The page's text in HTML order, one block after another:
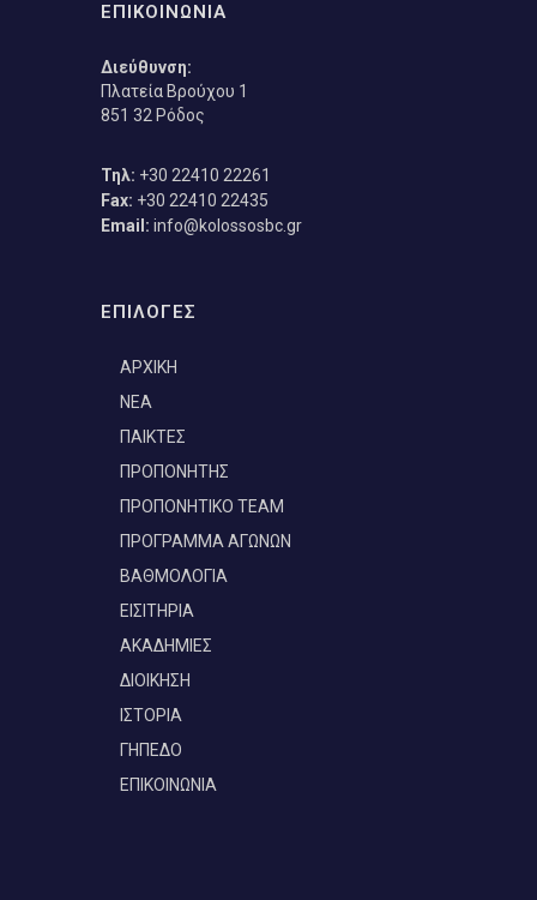
ΕΠΙΚΟΙΝΩΝΙΑ
Διεύθυνση:
Πλατεία Βρούχου 1
851 32 Ρόδος
Τηλ: +30 22410 22261
Fax: +30 22410 22435
Email: info@kolossosbc.gr
ΕΠΙΛΟΓΕΣ
ΑΡΧΙΚΗ
ΝΕΑ
ΠΑΙΚΤΕΣ
ΠΡΟΠΟΝΗΤΗΣ
ΠΡΟΠΟΝΗΤΙΚΟ TEAM
ΠΡΟΓΡΑΜΜΑ ΑΓΩΝΩΝ
ΒΑΘΜΟΛΟΓΙΑ
ΕΙΣΙΤΗΡΙΑ
ΑΚΑΔΗΜΙΕΣ
ΔΙΟΙΚΗΣΗ
ΙΣΤΟΡΙΑ
ΓΗΠΕΔΟ
ΕΠΙΚΟΙΝΩΝΙΑ